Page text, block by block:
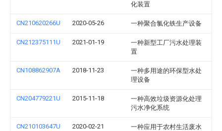
化装置
CN210620266U 2020-05-26 一种聚合氯化铁生产设备
CN212375111U 2021-01-19
一种新型工厂污水处理装
置
CN108862907A 2018-11-23
一种多用途的环保型水处
理设备
CN204779221U 2015-11-18
一种高效垃圾资源化处理
污水净化系统
CN210103647U 2020-02-21
一种应用于农村生活废水